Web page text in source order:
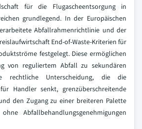
für die Flugascheentsorgung in
grundlegend. In der Europäischen
Abfallrahmenrichtlinie und der
End-of-Waste-Kriterien für
festgelegt. Diese ermöglichen
von reguliertem Abfall zu sekundären
rechtliche Unterscheidung, die die
Handler senkt, grenzüberschreitende
den Zugang zu einer breiteren Palette
Abfallbehandlungsgenehmigungen